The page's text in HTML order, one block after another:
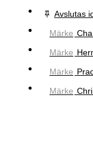
Avslutas
Märke
Märke
Märke
Märke